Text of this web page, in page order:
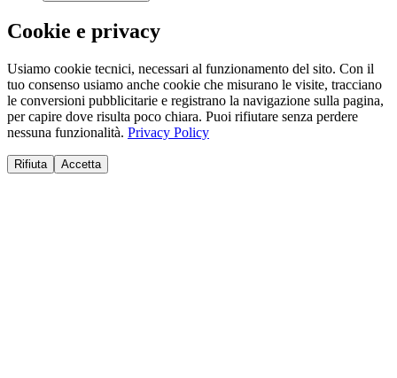
Cookie e privacy
Usiamo cookie tecnici, necessari al funzionamento del sito. Con il
tuo consenso usiamo anche cookie che misurano le visite, tracciano
le conversioni pubblicitarie e registrano la navigazione sulla pagina,
per capire dove risulta poco chiara. Puoi rifiutare senza perdere
nessuna funzionalità. Privacy Policy
Rifiuta Accetta